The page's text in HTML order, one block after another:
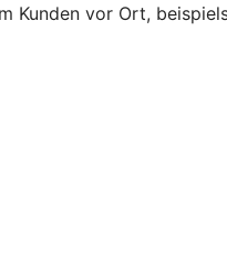
Kunden vor Ort,